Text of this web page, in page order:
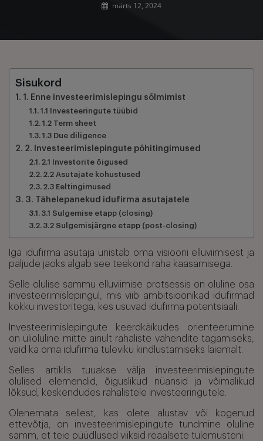
märts 12, 2024
Sisukord
1. Enne investeerimislepingu sõlmimist
1.1 Investeeringute tüübid
1.2 Term sheet
1.3 Due diligence
2. Investeerimislepingute põhitingimused
2.1 Investorite õigused
2.2 Asutajate kohustused
2.3 Eeltingimused
3. Tähelepanekud idufirma asutajatele
3.1 Sulgemise etapp (closing)
3.2 Sulgemisjärgne etapp (post-closing)
Iga idufirma asutaja unistab oma visiooni elluviimisest ja
paljude jaoks algab see teekond raha kaasamisega.
Selle olulise sammu elluviimise protsessis on oluline osa
investeerimislepingul, mis viib ambitsioonikad idufirmad
kokku investoritega, kes usuvad idufirma potentsiaali.
Investeerimislepingute keerdkäikudes orienteerumine
on ülioluline mitte ainult rahaliste vahendite tagamiseks,
vaid ka oma idufirma tuleviku kindlustamiseks laiemalt.
Selles artiklis tuuakse välja investeerimislepingute
olulised elemendid, õiguslikud nüansid ja võimalikud
lõksud, keskendudes rahalistele investeeringutele.
Olenemata sellest, kas olete alustav või kogenud
ettevõtja, on investeerimislepingute tundmine oluline
samm, et teie püüdlused viiksid reaalsete tulemusteni.